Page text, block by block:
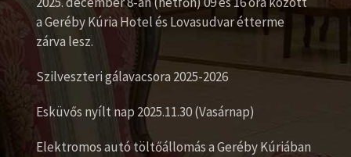
a Geréby Kúria Hotel és Lovasudvar étterme
zárva lesz.
Szilveszteri gálavacsora 2025-2026
Esküvős nyílt nap 2025.11.30 (Vasárnap)
Elektromos autó töltőállomás a Geréby Kúriában